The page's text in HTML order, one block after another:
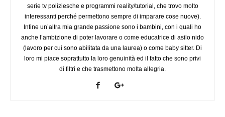
serie tv poliziesche e programmi reality/tutorial, che trovo molto
interessanti perché permettono sempre di imparare cose nuove).
Infine un’altra mia grande passione sono i bambini, con i quali ho
anche l’ambizione di poter lavorare o come educatrice di asilo nido
(lavoro per cui sono abilitata da una laurea) o come baby sitter. Di
loro mi piace soprattutto la loro genuinità ed il fatto che sono privi
di filtri e che trasmettono molta allegria.